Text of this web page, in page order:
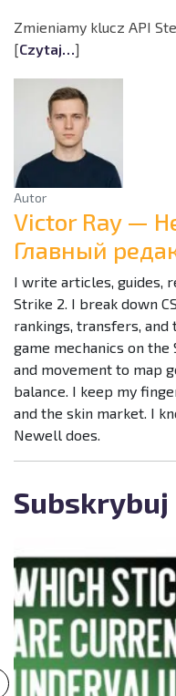
Zmieniamy klucz API
[Czytaj…]
Autor
Victor Ray —
Главный
I write articles, guides,
Strike 2. I break down
rankings, transfers, and
game mechanics on
and movement to map
balance. I keep my
and the skin market. I
Newell does.
Subskrybuj